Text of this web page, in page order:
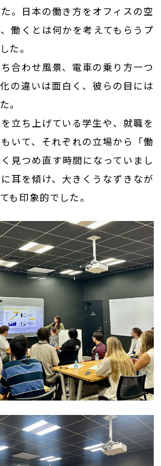
。日本の働き方をオフィスの空
働くとは何かを考えてもらうプ
た。
合わせ風景、電車の乗り方一つ
の違いは面白く、彼らの目には
。
立ち上げている学生や、就職を
いて、それぞれの立場から「働
見つめ直す時間になっていまし
耳を傾け、大きくうなずきなが
も印象的でした。